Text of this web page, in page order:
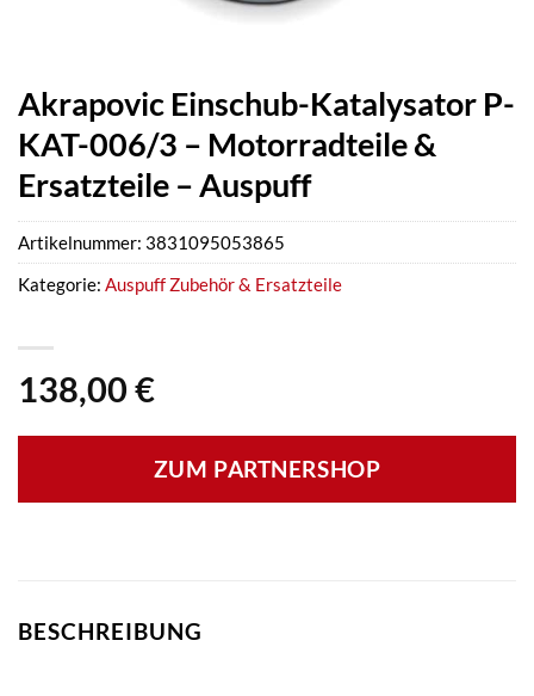
Akrapovic Einschub-Katalysator P-
KAT-006/3 – Motorradteile &
Ersatzteile – Auspuff
138,00 €
ZUM PARTNERSHOP
Artikelnummer: 3831095053865
Kategorie: Auspuff Zubehör & Ersatzteile
BESCHREIBUNG